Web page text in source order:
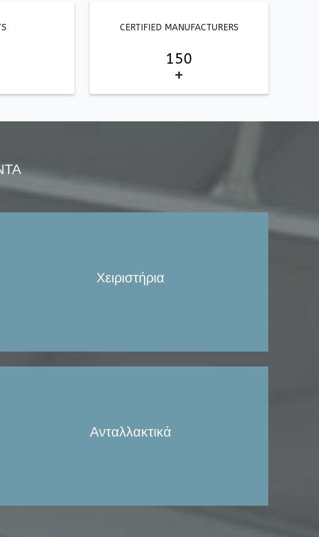
CERTIFIED MANUFACTURERS
150
+
Χειριστήρια
Τηλεχειριστήρια. Συστήματα αποφυγής σύγκρουσης. Συστήματα
ζύγισης γερανογέφυρας.
Ανταλλακτικά
ανταλλακτικών πραγματοποιείται γρήγορα και σε λογικές τιμές.